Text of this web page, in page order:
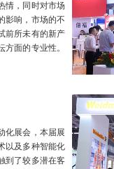
情，同时对市场
影响，市场的不
前所未有的新产
面的专业性。
化展会，本届展
以及多种智能化
到了较多潜在客